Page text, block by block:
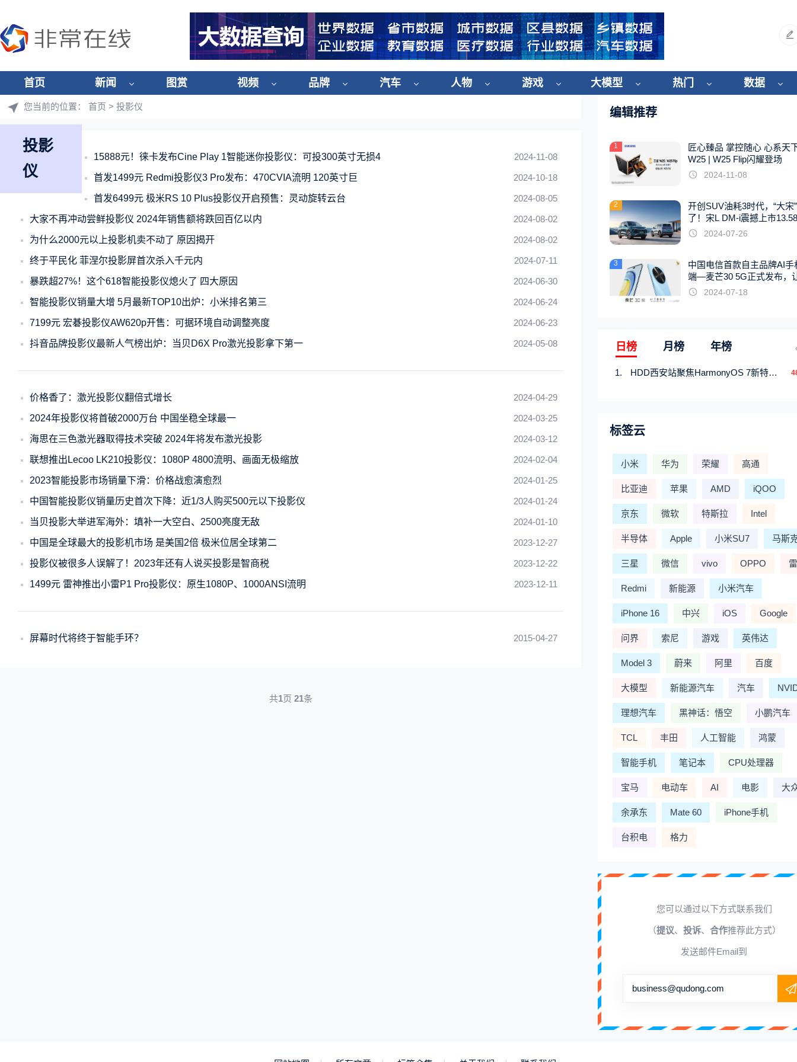
首页 新闻 图赏 视频 品牌 汽车 人物 游戏 大模型 热门 数据
您当前的位置： 首页 > 投影仪
投影
仪
2024-11-08
15888元！徕卡发布Cine Play 1智能迷你投影仪：可投300英寸无损4
2024-10-18
首发1499元 Redmi投影仪3 Pro发布：470CVIA流明 120英寸巨
2024-08-05
首发6499元 极米RS 10 Plus投影仪开启预售：灵动旋转云台
2024-08-02
大家不再冲动尝鲜投影仪 2024年销售额将跌回百亿以内
2024-08-02
为什么2000元以上投影机卖不动了 原因揭开
2024-07-11
终于平民化 菲涅尔投影屏首次杀入千元内
2024-06-30
暴跌超27%！这个618智能投影仪熄火了 四大原因
2024-06-24
智能投影仪销量大增 5月最新TOP10出炉：小米排名第三
2024-06-23
7199元 宏碁投影仪AW620p开售：可据环境自动调整亮度
2024-05-08
抖音品牌投影仪最新人气榜出炉：当贝D6X Pro激光投影拿下第一
2024-04-29
价格香了：激光投影仪翻倍式增长
2024-03-25
2024年投影仪将首破2000万台 中国坐稳全球最一
2024-03-12
海思在三色激光器取得技术突破 2024年将发布激光投影
2024-02-04
联想推出Lecoo LK210投影仪：1080P 4800流明、画面无极缩放
2024-01-25
2023智能投影市场销量下滑：价格战愈演愈烈
2024-01-24
中国智能投影仪销量历史首次下降：近1/3人购买500元以下投影仪
2024-01-10
当贝投影大举进军海外：填补一大空白、2500亮度无敌
2023-12-27
中国是全球最大的投影机市场 是美国2倍 极米位居全球第二
2023-12-22
投影仪被很多人误解了！2023年还有人说买投影是智商税
2023-12-11
1499元 雷神推出小雷P1 Pro投影仪：原生1080P、1000ANSI流明
2015-04-27
屏幕时代将终于智能手环？
共1页 21条
编辑推荐
1
匠心臻品 掌控随心 心系天
W25 | W25 Flip闪耀登场
2024-11-08
2
开创SUV油耗3时代，“大宋
了！宋L DM-i震撼上市
起
2024-07-26
3
中国电信首款自主品牌AI手
端—麦芒30 5G正式发布，
触手可及2024-07-18
日榜 月榜 年榜
HDD西安站聚焦HarmonyOS 7新特性，解锁从互联到智能的应用开发新范式
标签云
小米 华为 荣耀 高通
比亚迪 苹果 AMD iQOO
京东 微软 特斯拉 Intel
半导体 Apple 小米SU7 马斯
三星 微信 vivo OPPO
Redmi 新能源 小米汽车
iPhone 16 中兴 iOS Google
问界 索尼 游戏 英伟达
Model 3 蔚来 阿里 百度
大模型 新能源汽车 汽车
理想汽车 黑神话：悟空 小鹏汽车
TCL 丰田 人工智能 鸿蒙
智能手机 笔记本 CPU处理器
宝马 电动车 AI 电影 大
余承东 Mate 60 iPhone手机
台积电 格力
您可以通过以下方式联系我们
（提议、 投诉、 合作推荐此方式）
发送邮件Email到
business@qudong.com